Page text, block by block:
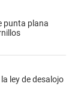
punta plana
ley de desalojo